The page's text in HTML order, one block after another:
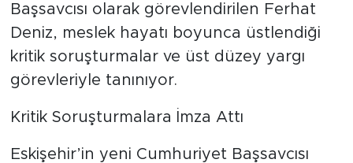
Başsavcısı olarak görevlendirilen Ferhat
Deniz, meslek hayatı boyunca üstlendiği
kritik soruşturmalar ve üst düzey yargı
görevleriyle tanınıyor.
Kritik Soruşturmalara İmza Attı
Eskişehir’in yeni Cumhuriyet Başsavcısı